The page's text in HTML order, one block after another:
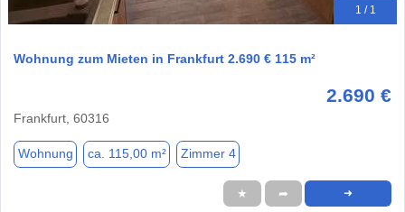
1 / 1
Wohnung zum Mieten in Frankfurt 2.690 € 115 m²
2.690 €
Frankfurt, 60316
Wohnung ca. 115,00 m² Zimmer 4
★ ➦ ➜